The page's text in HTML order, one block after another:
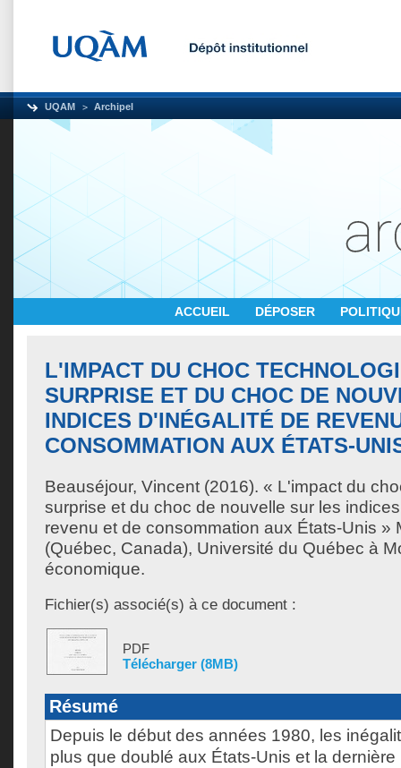
UQAM Archipel
ACCUEIL DÉPOSER
L'IMPACT DU CHOC
SURPRISE ET DU CHOC DE
INDICES D'INÉGALITÉ DE
CONSOMMATION AUX ÉTATS-
Beauséjour, Vincent (2016). « L'impact du
surprise et du choc de nouvelle sur les
revenu et de consommation aux États-Unis »
(Québec, Canada), Université du Québec à
économique.
Fichier(s) associé(s) à ce document :
PDF
Télécharger (8MB)
Résumé
Depuis le début des années 1980, les
plus que doublé aux États-Unis et la